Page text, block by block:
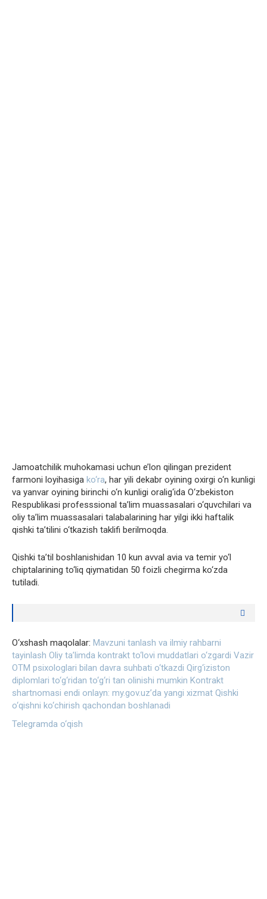
Jamoatchilik muhokamasi uchun e’lon qilingan prezident
farmoni loyihasiga ko‘ra, har yili dekabr oyining oxirgi o‘n kunligi
va yanvar oyining birinchi o‘n kunligi oralig‘ida O‘zbekiston
Respublikasi professsional ta’lim muassasalari o‘quvchilari va
oliy ta’lim muassasalari talabalarining har yilgi ikki haftalik
qishki ta’tilini o‘tkazish taklifi berilmoqda.
Qishki ta’til boshlanishidan 10 kun avval avia va temir yo‘l
chiptalarining to‘liq qiymatidan 50 foizli chegirma ko‘zda
tutiladi.
O‘xshash maqolalar: Mavzuni tanlash va ilmiy rahbarni
tayinlash Oliy ta’limda kontrakt to‘lovi muddatlari o‘zgardi Vazir
OTM psixologlari bilan davra suhbati o‘tkazdi Qirg‘iziston
diplomlari to‘g‘ridan to‘g‘ri tan olinishi mumkin Kontrakt
shartnomasi endi onlayn: my.gov.uz’da yangi xizmat Qishki
o‘qishni ko‘chirish qachondan boshlanadi
Telegramda o‘qish